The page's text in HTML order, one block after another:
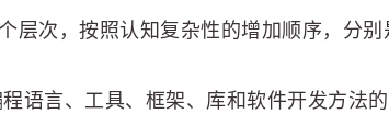
层次，按照认知复杂性的增加顺序，分别
语言、工具、框架、库和软件开发方法